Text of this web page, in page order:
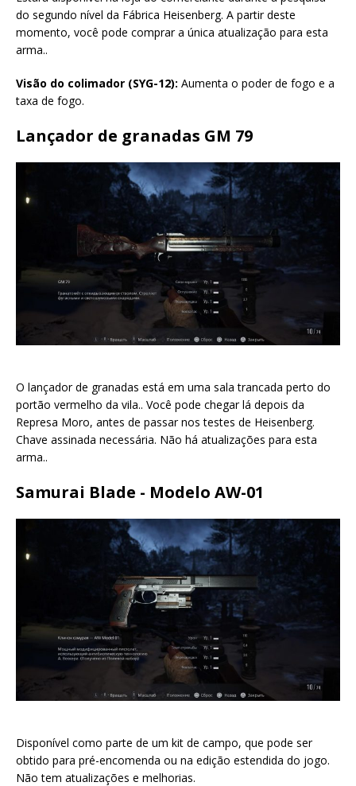
do segundo nível da Fábrica Heisenberg. A partir deste
momento, você pode comprar a única atualização para esta
arma..
Visão do colimador (SYG-12): Aumenta o poder de fogo e a
taxa de fogo.
Lançador de granadas GM 79
O lançador de granadas está em uma sala trancada perto do
portão vermelho da vila.. Você pode chegar lá depois da
Represa Moro, antes de passar nos testes de Heisenberg.
Chave assinada necessária. Não há atualizações para esta
arma..
Samurai Blade - Modelo AW-01
Disponível como parte de um kit de campo, que pode ser
obtido para pré-encomenda ou na edição estendida do jogo.
Não tem atualizações e melhorias.